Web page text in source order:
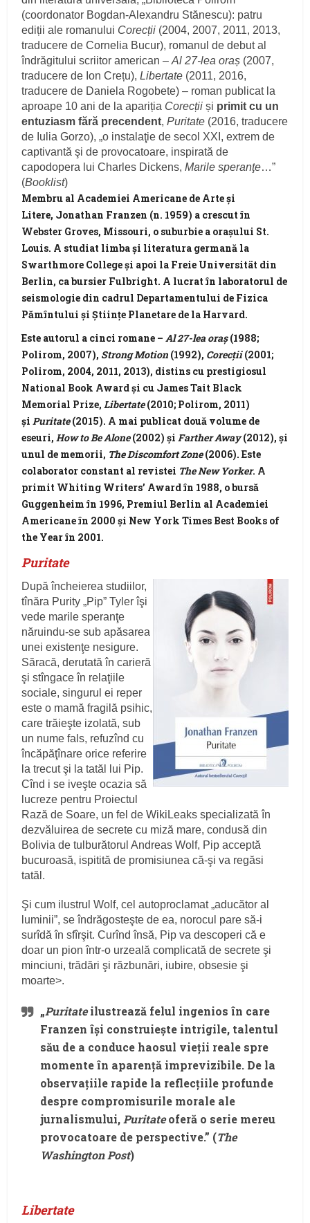
(coordonator Bogdan-Alexandru Stănescu): patru
ediții ale romanului Corecții (2004, 2007, 2011, 2013,
traducere de Cornelia Bucur), romanul de debut al
îndrăgitului scriitor american –Al 27-lea oraș (2007,
traducere de Ion Crețu),Libertate (2011, 2016,
traducere de Daniela Rogobete) – roman publicat la
aproape 10 ani de la apariția Corecții și primit cu un
entuziasm fără precendent,Puritate (2016, traducere
de Iulia Gorzo), „o instalaţie de secol XXI, extrem de
captivantă şi de provocatoare, inspirată de
capodopera lui Charles Dickens, Marile speranţe…”
(Booklist)
Membru al Academiei Americane de Arte şi
Litere, Jonathan Franzen (n. 1959) a crescut în
Webster Groves, Missouri, o suburbie a oraşului St.
Louis. A studiat limba şi literatura germană la
Swarthmore College şi apoi la Freie Universität din
Berlin, ca bursier Fulbright. A lucrat în laboratorul de
seismologie din cadrul Departamentului de Fizica
Pămîntului şi Ştiinţe Planetare de la Harvard.
Este autorul a cinci romane – Al 27-lea oraş(1988;
Polirom, 2007), Strong Motion (1992), Corecţii(2001;
Polirom, 2004, 2011, 2013), distins cu prestigiosul
National Book Award şi cu James Tait Black
Memorial Prize, Libertate(2010; Polirom, 2011)
şi Puritate(2015). A mai publicat două volume de
eseuri, How to Be Alone(2002) şi Farther Away(2012), şi
unul de memorii, The Discomfort Zone(2006). Este
colaborator constant al revistei The New Yorker. A
primit Whiting Writers’ Award în 1988, o bursă
Guggenheim în 1996, Premiul Berlin al Academiei
Americane în 2000 şi New York Times Best Books of
the Year în 2001.
Puritate
După încheierea studiilor,
tînăra Purity „Pip” Tyler îşi
vede marile speranţe
năruindu-se sub apăsarea
unei existenţe nesigure.
Săracă, derutată în carieră
şi stîngace în relaţiile
sociale, singurul ei reper
este o mamă fragilă psihic,
care trăieşte izolată, sub
un nume fals, refuzînd cu
încăpăţînare orice referire
la trecut şi la tatăl lui Pip.
Cînd i se iveşte ocazia să
lucreze pentru Proiectul
Rază de Soare, un fel de WikiLeaks specializată în
dezvăluirea de secrete cu miză mare, condusă din
Bolivia de tulburătorul Andreas Wolf, Pip acceptă
bucuroasă, ispitită de promisiunea că-şi va regăsi
tatăl.
Şi cum ilustrul Wolf, cel autoproclamat „aducător al
luminii”, se îndrăgosteşte de ea, norocul pare să-i
surîdă în sfîrşit. Curînd însă, Pip va descoperi că e
doar un pion într-o urzeală complicată de secrete şi
minciuni, trădări şi răzbunări, iubire, obsesie şi
moarte>.
„Puritateilustrează felul ingenios în care
Franzen îşi construieşte intrigile, talentul
său de a conduce haosul vieţii reale spre
momente în aparenţă imprevizibile. De la
observaţiile rapide la reflecţiile profunde
despre compromisurile morale ale
jurnalismului, Puritateoferă o serie mereu
provocatoare de perspective.” (The
Washington Post)
Libertate